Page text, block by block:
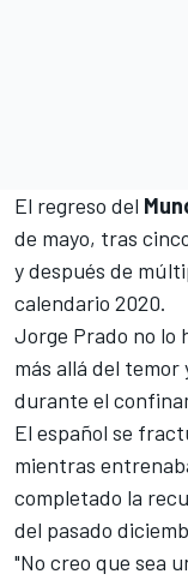
El regreso del
de mayo, tras
y después de
calendario 2020.
Jorge Prado no lo
más allá del
durante el
El español se
mientras
completado la
del pasado
"No creo que sea